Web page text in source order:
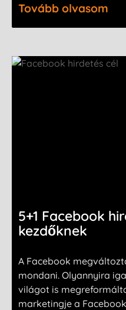
Tovább olvasom
5+1 Facebook
kezdőknek
A Facebook
mondani. Olyannyira
világot is
marketingje a